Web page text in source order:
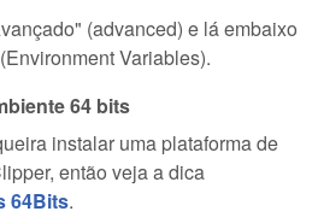
(advanced) e lá embaixo
Variables).
64 bits
instalar uma plataforma de
então veja a dica
64Bits.